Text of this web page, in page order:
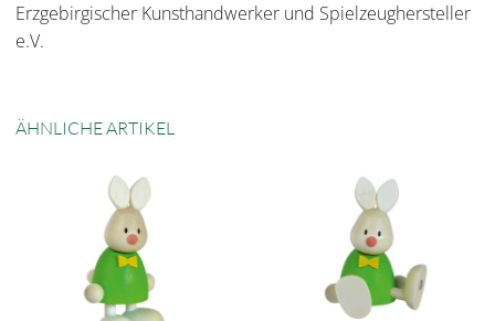
Erzgebirgischer Kunsthandwerker und Spielzeughersteller
e.V.
ÄHNLICHE ARTIKEL